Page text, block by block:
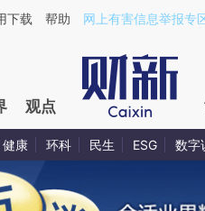
下载 帮助 网上有害信息举报专
观点
健康 环科 民生 ESG 数字